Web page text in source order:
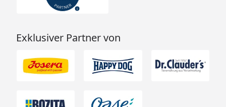
Exklusiver Partner von